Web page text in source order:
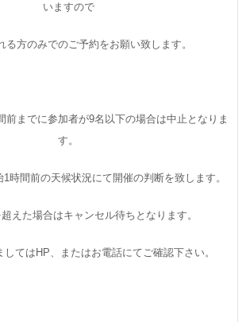
いますので
る方のみでのご予約をお願い致します。
前までに参加者が9名以下の場合は中止となりま
す。
時間前の天候状況にて開催の判断を致します。
えた場合はキャンセル待ちとなります。
てはHP、またはお電話にてご確認下さい。